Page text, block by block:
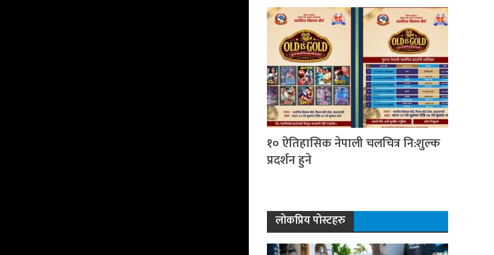
१० ऐतिहासिक नेपाली चलचित्र नि:शुल्क
प्रदर्शन हुने
लोकप्रिय पोस्टहरु